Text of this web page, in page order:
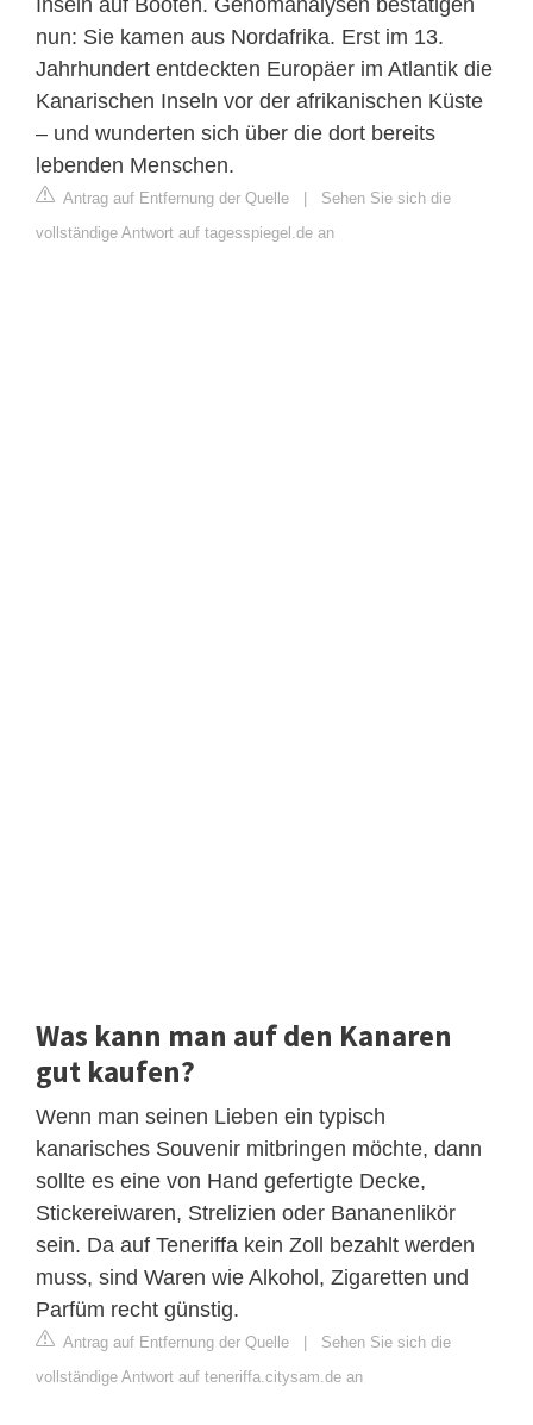
nun: Sie kamen aus Nordafrika. Erst im 13.
Jahrhundert entdeckten Europäer im Atlantik die
Kanarischen Inseln vor der afrikanischen Küste
– und wunderten sich über die dort bereits
lebenden Menschen.
Antrag auf Entfernung der Quelle | Sehen Sie sich die
vollständige Antwort auf tagesspiegel.de an
Was kann man auf den Kanaren
gut kaufen?
Wenn man seinen Lieben ein typisch
kanarisches Souvenir mitbringen möchte, dann
sollte es eine von Hand gefertigte Decke,
Stickereiwaren, Strelizien oder Bananenlikör
sein. Da auf Teneriffa kein Zoll bezahlt werden
muss, sind Waren wie Alkohol, Zigaretten und
Parfüm recht günstig.
Antrag auf Entfernung der Quelle | Sehen Sie sich die
vollständige Antwort auf teneriffa.citysam.de an